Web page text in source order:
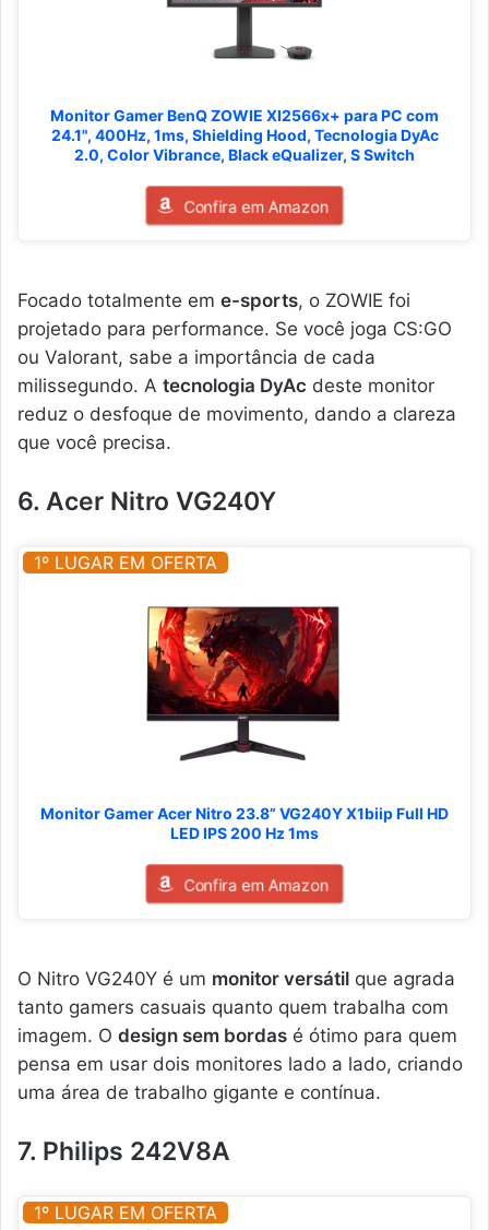
Monitor Gamer BenQ ZOWIE Xl2566x+ para PC com
24.1", 400Hz, 1ms, Shielding Hood, Tecnologia DyAc
2.0, Color Vibrance, Black eQualizer, S Switch
Confira em Amazon
Focado totalmente em e-sports, o ZOWIE foi
projetado para performance. Se você joga CS:GO
ou Valorant, sabe a importância de cada
milissegundo. A tecnologia DyAc deste monitor
reduz o desfoque de movimento, dando a clareza
que você precisa.
6. Acer Nitro VG240Y
1º LUGAR EM OFERTA
Monitor Gamer Acer Nitro 23.8” VG240Y X1biip Full HD
LED IPS 200 Hz 1ms
Confira em Amazon
O Nitro VG240Y é um monitor versátil que agrada
tanto gamers casuais quanto quem trabalha com
imagem. O design sem bordas é ótimo para quem
pensa em usar dois monitores lado a lado, criando
uma área de trabalho gigante e contínua.
7. Philips 242V8A
1º LUGAR EM OFERTA